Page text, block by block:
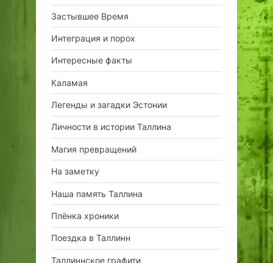
Застывшее Время
Интеграция и порох
Интересные факты
Каламая
Легенды и загадки Эстонии
Личности в истории Таллина
Магия превращений
На заметку
Наша память Таллина
Плёнка хроники
Поездка в Таллинн
Таллиннское графити